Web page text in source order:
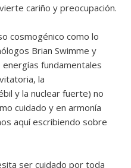
cariño y preocupación.
cosmogénico como lo
Brian Swimme y
fundamentales
la
y la nuclear fuerte) no
cuidado y en armonía
aquí escribiendo sobre
ser cuidado por toda